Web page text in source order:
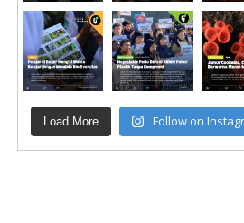
Load More Follow on